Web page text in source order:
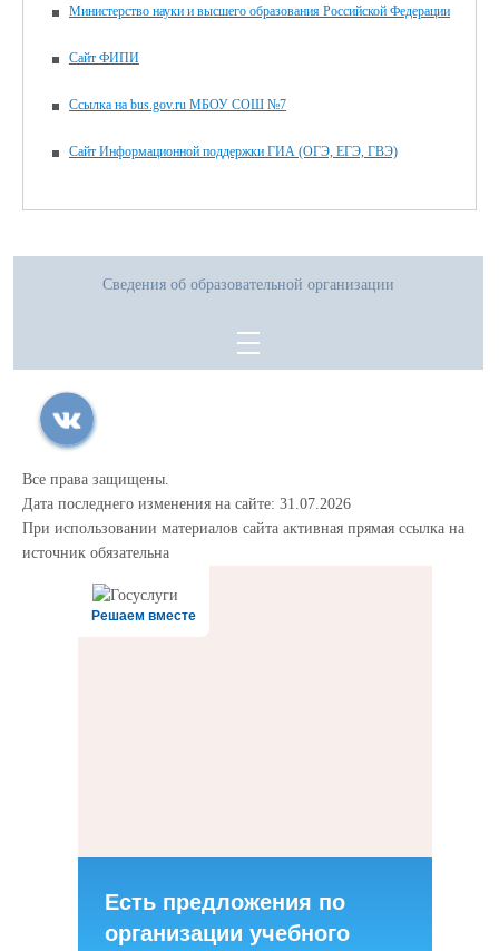
Министерство науки и высшего образования Российской Федерации
Сайт ФИПИ
Ссылка на bus.gov.ru МБОУ СОШ №7
Сайт Информационной поддержки ГИА (ОГЭ, ЕГЭ, ГВЭ)
Сведения об образовательной организации
Все права защищены.
Дата последнего изменения на сайте: 31.07.2026
При использовании материалов сайта активная прямая ссылка на
источник обязательна
Решаем вместе
Есть предложения по
организации учебного